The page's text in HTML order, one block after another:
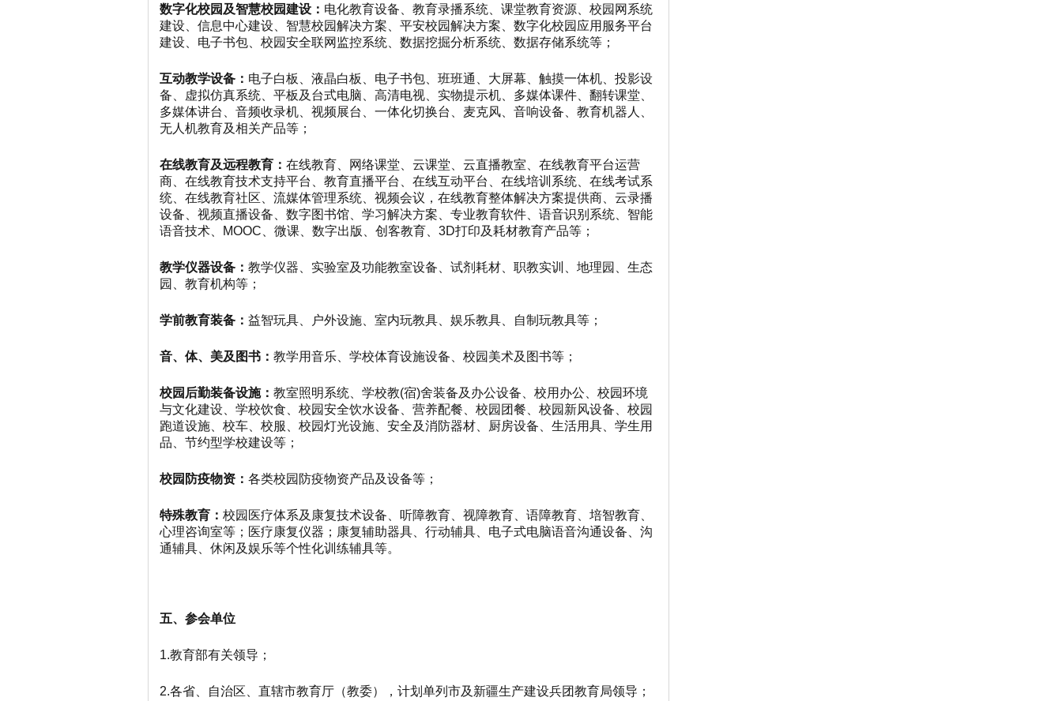
数字化校园及智慧校园建设： 电化教育设备、教育录播系统、课堂教育资源、校园网系统
建设、信息中心建设、智慧校园解决方案、平安校园解决方案、数字化校园应用服务平台
建设、电子书包、校园安全联网监控系统、数据挖掘分析系统、数据存储系统等；
互动教学设备： 电子白板、液晶白板、电子书包、班班通、大屏幕、触摸一体机、 投影设
备、虚拟仿真系统、平板及台式电脑、高清电视、实物提示机、多媒体课件、翻转课堂、
多媒体讲台、音频收录机、视频展台、一体化切换台、麦克风、音响设备、教育机器人、
无人机教育及相关产品等；
在线教育及远程教育： 在线教育、网络课堂、云课堂、云直播教室、在线教育平台运营
商、在线教育技术支持平台、教育直播平台、在线互动平台、在线培训系统、在线考试系
统、在线教育社区、流媒体管理系统、视频会议，在线教育整体解决方案提供商、 云录播
设备、视频直播设备、数字图书馆、学习解决方案、专业教育软件、语音识别系统、 智能
语音技术、
MOOC、微课、数字出版、创客教育、3D打印及耗材教育产品等；
教学仪器设备： 教学仪器、实验室及功能教室设备、试剂耗材、职教实训、地理园、 生态
园、教育机构等；
学前教育装备： 益智玩具、户外设施、室内玩教具、娱乐教具、自制玩教具等；
音、体、美及图书： 教学用音乐、 学校体育设施设备、校园 美术及 图书等；
校园 后勤装备设施： 教室照明系统、学校教(宿)舍装备及办公设备
校用办公、校园环境
与文化建设、学校饮食、 校园安全饮水设备、 营养配餐、校园团餐、 校园新风设备、校园
跑道设施、校车、校服、校园灯光设施、安全及消防器材、厨房设备、生活用具、学生用
品
节约型学校建设等；
校园防疫物资： 各类校园防疫物资产品及设备等；
特殊教育： 校园医疗体系及康复技术设备、听障教育、视障教育、语障教育、培智教育、
心理咨询室等；医疗康复仪器；康复辅助器具、行动辅具、电子式电脑语音沟通设备
沟
通辅具、休闲及娱乐等个性化训练辅具等。
五、 参会单位
1.教育部有关领导；
2.各省、自治区、直辖市教育厅（教委），计划单列市及新疆生产建设兵团教育局领导；